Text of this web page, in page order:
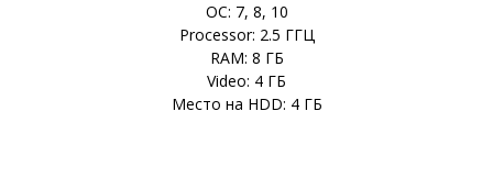
ОС: 7, 8, 10
Processor: 2.5 ГГЦ
RAM: 8 ГБ
Video: 4 ГБ
Место на HDD: 4 ГБ